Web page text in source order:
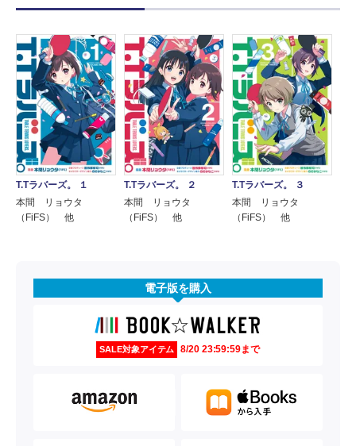
T.Tラバーズ。 １
本間 リョウタ
（FiFS） 他
T.Tラバーズ。 ２
本間 リョウタ
（FiFS） 他
T.Tラバーズ。 ３
本間 リョウタ
（FiFS） 他
電子版を購入
SALE対象アイテム 8/20 23:59:59まで